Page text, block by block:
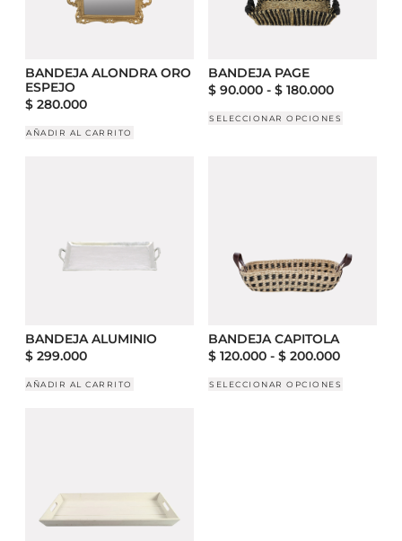
BANDEJA ALONDRA ORO
ESPEJO
$ 280.000
AÑADIR AL CARRITO
BANDEJA PAGE
$ 90.000 - $ 180.000
SELECCIONAR OPCIONES
BANDEJA ALUMINIO
$ 299.000
AÑADIR AL CARRITO
BANDEJA CAPITOLA
$ 120.000 - $ 200.000
SELECCIONAR OPCIONES